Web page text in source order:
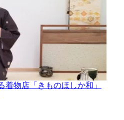
物店「きものほしか和」